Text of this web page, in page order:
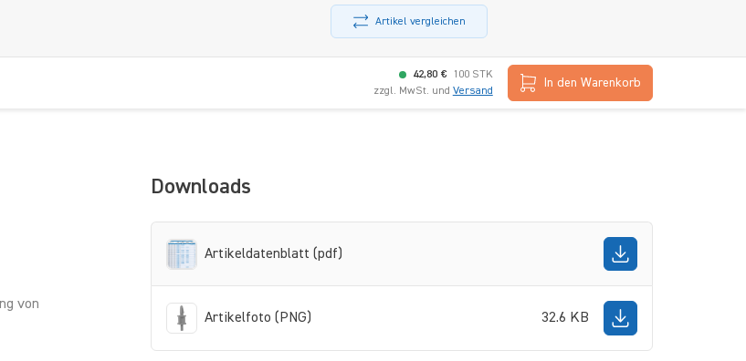
Artikel vergleichen
42,80 €
100 STK
zzgl. MwSt. und Versand
In den Warenkorb
von
Downloads
Artikeldatenblatt (pdf)
Artikelfoto (PNG) 32.6 KB